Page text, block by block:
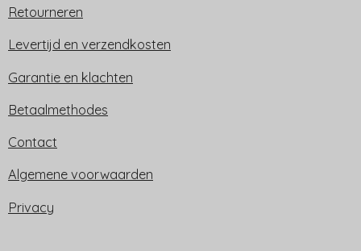
Retourneren
Levertijd en verzendkosten
Garantie en klachten
Betaalmethodes
Contact
Algemene voorwaarden
Privacy